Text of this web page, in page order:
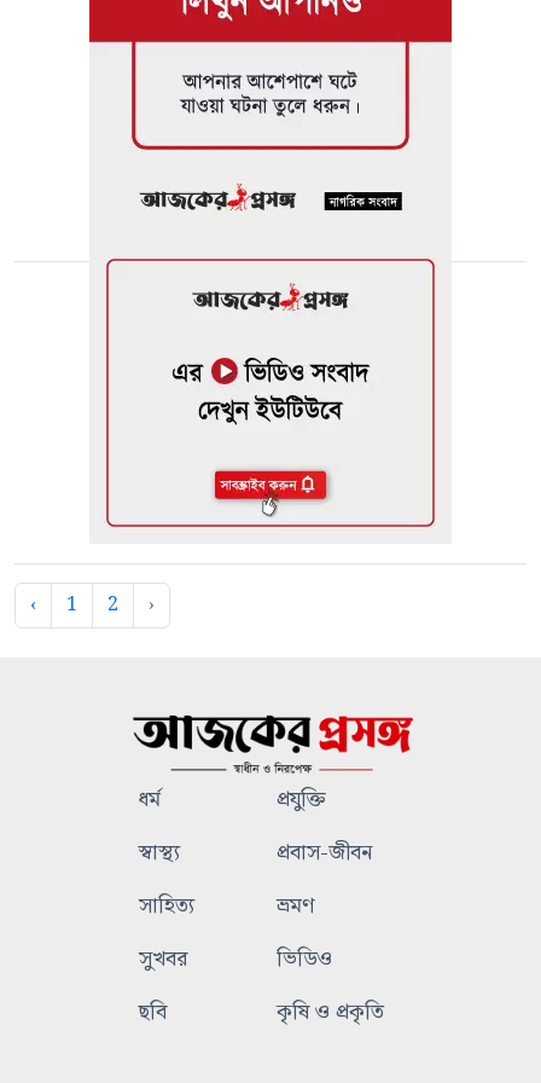
‹ 1 2 ›
ধর্ম
প্রযুক্তি
স্বাস্থ্য
প্রবাস-জীবন
সাহিত্য
ভ্রমণ
সুখবর
ভিডিও
ছবি
কৃষি ও প্রকৃতি